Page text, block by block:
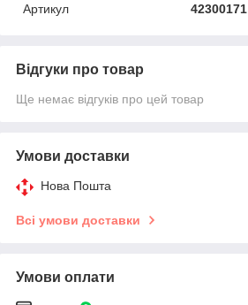
Артикул
42300171
Відгуки про товар
Ще немає відгуків про цей товар
Умови доставки
Нова Пошта
Всі умови доставки
Умови оплати